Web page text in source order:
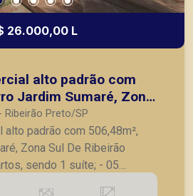
26.000,00 L
alto padrão com
Jardim Sumaré, Zona
Preto/SP.
Ribeirão Preto/SP
padrão com 506,48m²,
Zona Sul De Ribeirão
- Hall íntimo superior; -